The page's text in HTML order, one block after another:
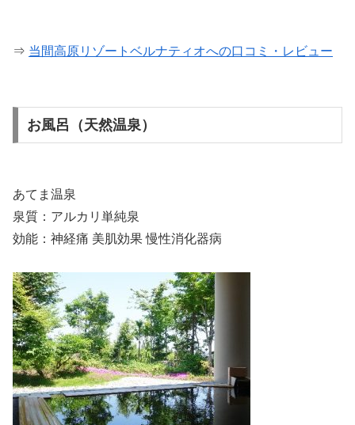
⇒ 当間高原リゾートベルナティオへの口コミ・レビュー
お風呂（天然温泉）
あてま温泉
泉質：アルカリ単純泉
効能：神経痛 美肌効果 慢性消化器病